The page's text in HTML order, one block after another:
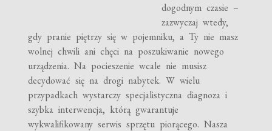
dogodnym czasie –
zazwyczaj wtedy,
gdy pranie piętrzy się w pojemniku, a Ty nie masz
wolnej chwili ani chęci na poszukiwanie nowego
urządzenia. Na pocieszenie wcale nie musisz
decydować się na drogi nabytek. W wielu
przypadkach wystarczy specjalistyczna diagnoza i
szybka interwencja, którą gwarantuje
wykwalifikowany serwis sprzętu piorącego. Nasza